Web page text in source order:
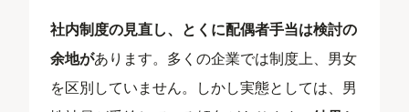
社内制度の見直し、とくに配偶者手当は検討の
余地があります。多くの企業では制度上、男女
を区別していません。しかし実態としては、男